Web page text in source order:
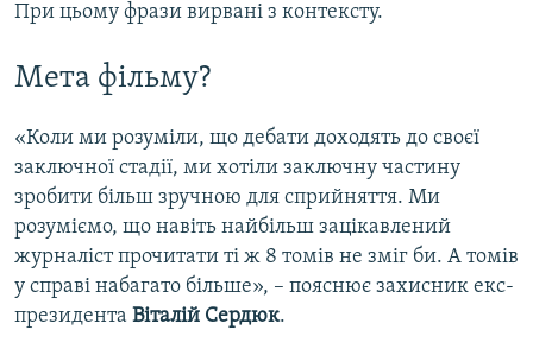
При цьому фрази вирвані з контексту.
Мета фільму?
«Коли ми розуміли, що дебати доходять до своєї
заключної стадії, ми хотіли заключну частину
зробити більш зручною для сприйняття. Ми
розуміємо, що навіть найбільш зацікавлений
журналіст прочитати ті ж 8 томів не зміг би. А томів
у справі набагато більше», – пояснює захисник екс-
президента Віталій Сердюк.